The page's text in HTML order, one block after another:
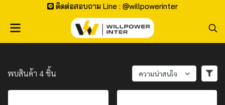
ติดต่อสอบถาม Line : @willpowerinter
พบสินค้า 4 ชิ้น ความน่าสนใจ